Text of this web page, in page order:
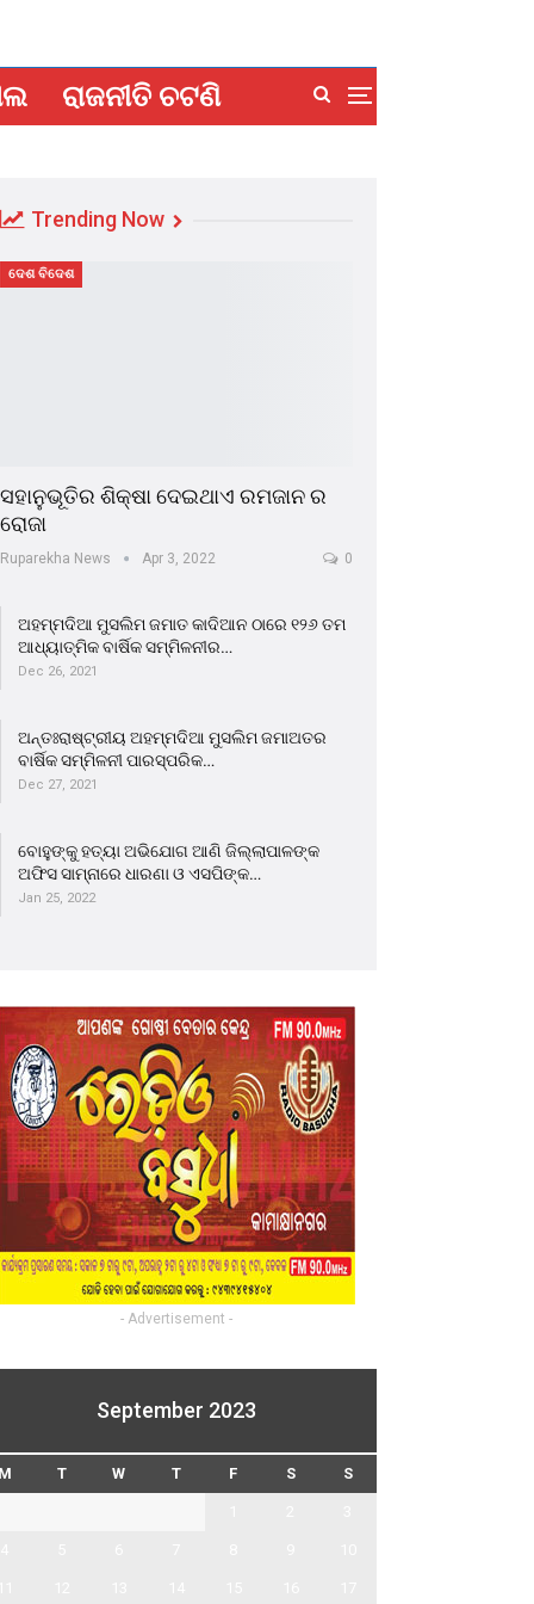
ରାଜନୀତି ଚଟଣି
Trending Now
ଦେଶ ବିଦେଶ
ସହାନୁଭୂତିର ଶିକ୍ଷା ଦେଇଥାଏ ରମଜାନ ର
ରୋଜା
Ruparekha News Apr 3, 2022 0
ଅହମ୍ମଦିଆ ମୁସଲିମ ଜମାତ କାଦିଆନ ଠାରେ ୧୨୬ ତମ
ଆଧ୍ୟାତ୍ମିକ ବାର୍ଷିକ ସମ୍ମିଳନୀର…
Dec 26, 2021
ଅନ୍ତଃରାଷ୍ଟ୍ରୀୟ ଅହମ୍ମଦିଆ ମୁସଲିମ ଜମାଅତର
ବାର୍ଷିକ ସମ୍ମିଳନୀ ପାରସ୍ପରିକ…
Dec 27, 2021
ବୋହୁଙ୍କୁ ହତ୍ୟା ଅଭିଯୋଗ ଆଣି ଜିଲ୍ଲାପାଳଙ୍କ
ଅଫିସ ସାମ୍ନାରେ ଧାରଣା ଓ ଏସପିଙ୍କ…
Jan 25, 2022
- Advertisement -
September 2023
M T W T F S S